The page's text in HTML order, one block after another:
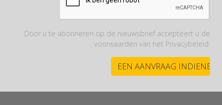
Door u te abonneren op de nieuwsbrief accepteert u de
voorwaarden van het Privacybeleid.